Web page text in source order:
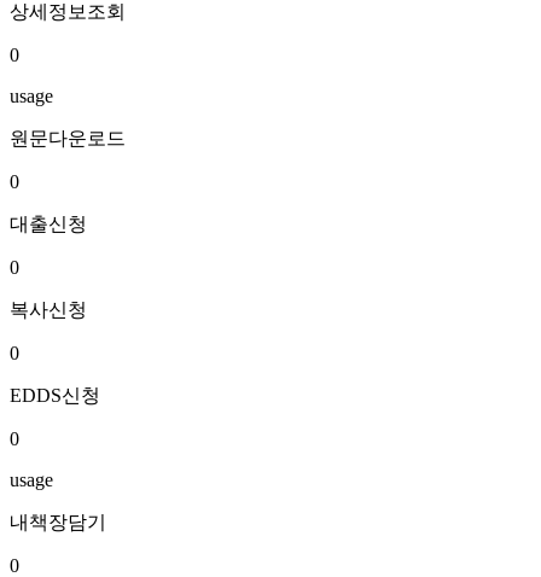
상세정보조회
0
usage
원문다운로드
0
대출신청
0
복사신청
0
EDDS신청
0
usage
내책장담기
0